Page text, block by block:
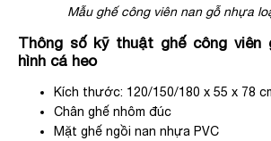
Mẫu ghế công viên nan gỗ nhựa
Thông số kỹ thuật ghế công viên
hình cá heo
Kích thước: 120/150/180 x 55 x 78
Chân ghế nhôm đúc
Mặt ghế ngồi nan nhựa PVC